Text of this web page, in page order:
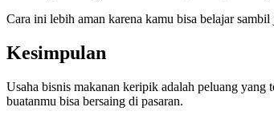
Cara ini lebih aman karena kamu bisa belajar
Kesimpulan
Usaha bisnis makanan keripik adalah peluang yang
buatanmu bisa bersaing di pasaran.